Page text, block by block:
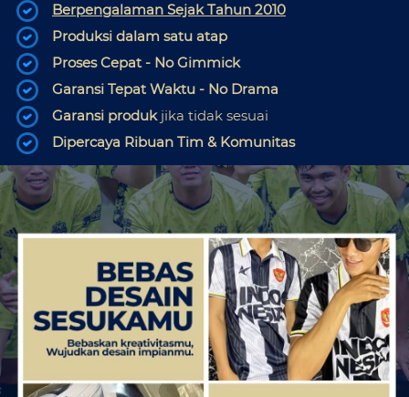
Berpengalaman Sejak Tahun 2010
Produksi dalam satu atap
Proses Cepat - No Gimmick
Garansi Tepat Waktu - No Drama
Garansi produk jika tidak sesuai
Dipercaya Ribuan Tim & Komunitas